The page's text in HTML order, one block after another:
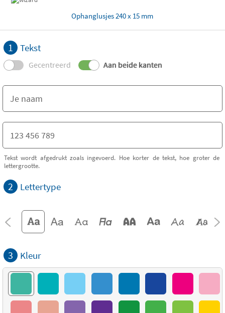
Ophanglusjes 240 x 15 mm
1 Tekst
Gecentreerd Aan beide kanten
Tekst wordt afgedrukt zoals ingevoerd. Hoe korter de tekst, hoe groter de
lettergrootte.
2 Lettertype
3 Kleur